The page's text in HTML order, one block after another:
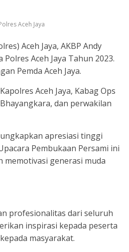
Aceh Jaya
Aceh Jaya, AKBP Andy
Aceh Jaya Tahun 2023.
Pemda Aceh Jaya.
Aceh Jaya, Kabag Ops
dan perwakilan
apresiasi tinggi
Pembukaan Persami ini
generasi muda
profesionalitas dari seluruh
inspirasi kepada peserta
masyarakat.